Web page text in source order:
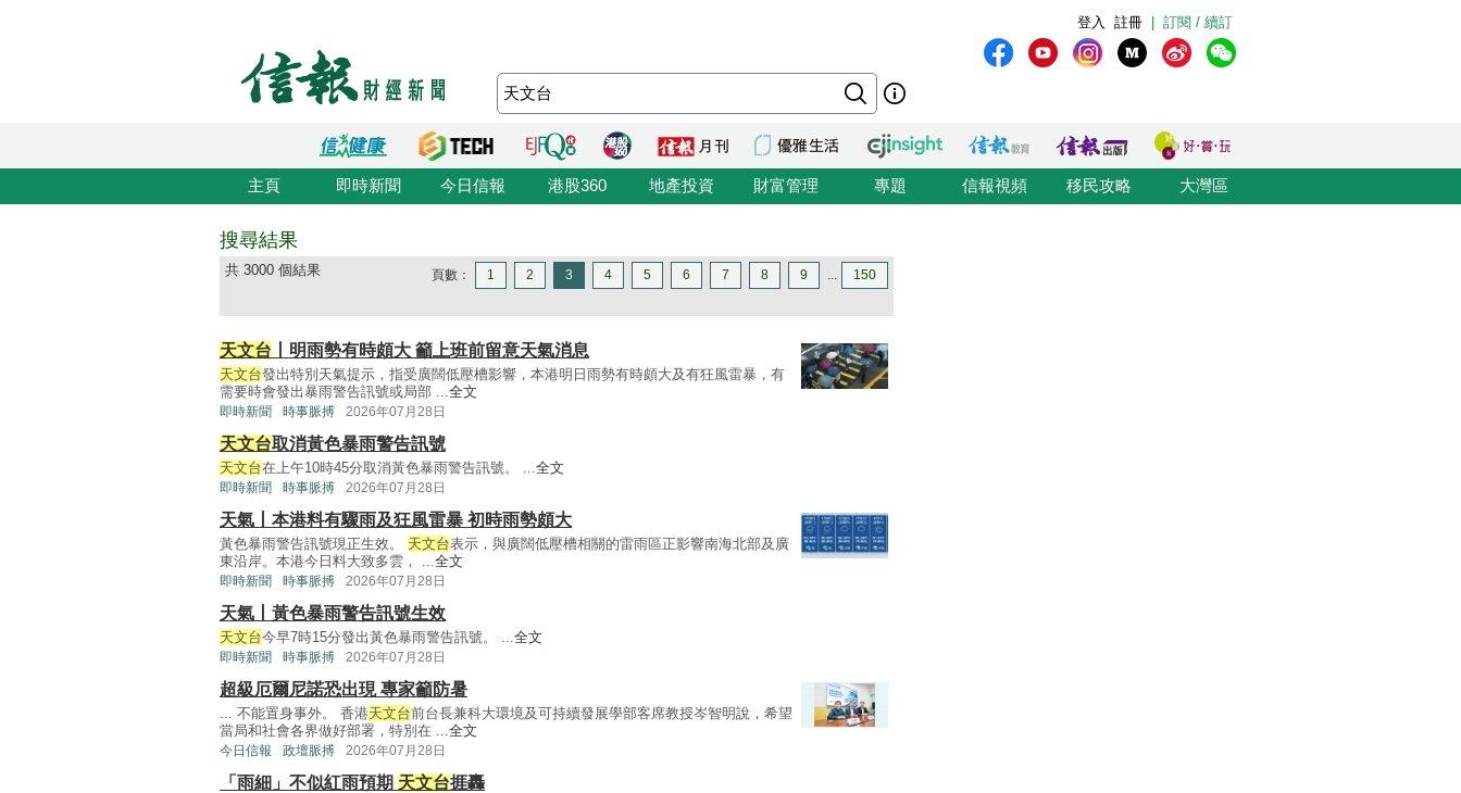
訂閱 / 續訂
註冊
登入
主頁 即時新聞 今日信報 港股360 地產投資 財富管理 專題 信報視頻 移民攻略 大灣區
搜尋結果
共 3000 個結果 頁數： 1 2 3 4 5 6 7 8 9 ... 150
天文台 丨明雨勢有時頗大 籲上班前留意天氣消息
天文台發出特別天氣提示，指受廣闊低壓槽影響，本港明日雨勢有時頗大及有狂風雷暴，有
需要時會發出暴雨警告訊號或局部 ...全文
即時新聞 時事脈搏 2026年07月28日
天文台取消黃色暴雨警告訊號
天文台在上午10時45分取消黃色暴雨警告訊號。 ...全文
即時新聞 時事脈搏 2026年07月28日
天氣丨本港料有驟雨及狂風雷暴 初時雨勢頗大
黃色暴雨警告訊號現正生效。 天文台表示，與廣闊低壓槽相關的雷雨區正影響南海北部及廣
東沿岸。本港今日料大致多雲， ...全文
即時新聞 時事脈搏 2026年07月28日
天氣丨黃色暴雨警告訊號生效
天文台今早7時15分發出黃色暴雨警告訊號。 ...全文
即時新聞 時事脈搏 2026年07月28日
超級厄爾尼諾恐出現 專家籲防暑
... 不能置身事外。 香港天文台前台長兼科大環境及可持續發展學部客席教授岑智明說，希望
當局和社會各界做好部署，特別在 ...全文
今日信報 政壇脈搏 2026年07月28日
「雨細」不似紅雨預期 天文台捱轟